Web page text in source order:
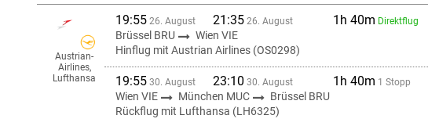
19:55 26. August 21:35 26. August 1h 40m Direktflug
Brüssel BRU
Wien VIE
Hinflug mit Austrian Airlines (OS0298)
19:55 30. August 23:10 30. August 1h 40m 1 Stopp
Wien VIE München MUC
Brüssel BRU
Rückflug mit Lufthansa (LH6325)
Austrian-
Airlines,
Lufthansa